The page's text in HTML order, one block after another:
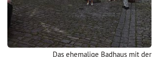
Das ehemalige Badhaus mit der